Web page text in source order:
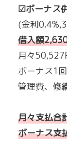
☑ボーナス
(金利
借入額
月々
ボーナス1
管理費、修
月々支払合
ボーナス支